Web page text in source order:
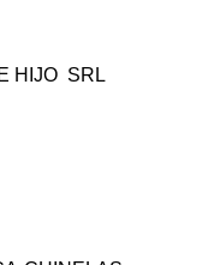
HIJO SRL